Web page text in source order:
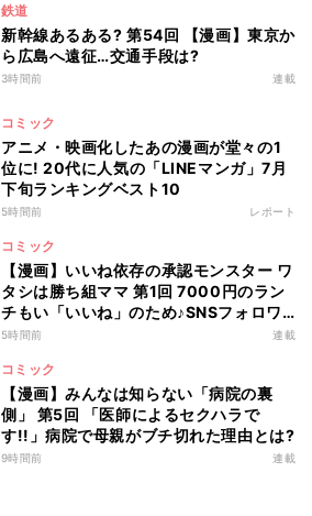
鉄道
新幹線あるある? 第54回 【漫画】東京か
ら広島へ遠征…交通手段は?
3時間前 連載
コミック
アニメ・映画化したあの漫画が堂々の1
位に! 20代に人気の「LINEマンガ」7月
下旬ランキングベスト10
5時間前 レポート
コミック
【漫画】いいね依存の承認モンスター ワ
タシは勝ち組ママ 第1回 7000円のラン
チもい「いいね」のため♪SNSフォロワ
ー2万人の"キラキラママ"の生活とは?
5時間前 連載
コミック
【漫画】みんなは知らない「病院の裏
側」 第5回 「医師によるセクハラで
す!!」病院で母親がブチ切れた理由とは?
9時間前 連載